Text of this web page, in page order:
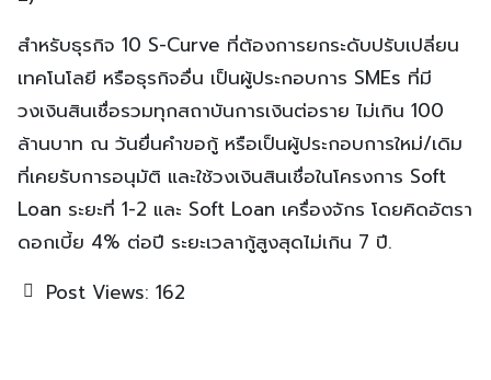
สำหรับธุรกิจ 10 S-Curve ที่ต้องการยกระดับปรับเปลี่ยน
เทคโนโลยี หรือธุรกิจอื่น เป็นผู้ประกอบการ SMEs ที่มี
วงเงินสินเชื่อรวมทุกสถาบันการเงินต่อราย ไม่เกิน 100
ล้านบาท ณ วันยื่นคำขอกู้ หรือเป็นผู้ประกอบการใหม่/เดิม
ที่เคยรับการอนุมัติ และใช้วงเงินสินเชื่อในโครงการ Soft
Loan ระยะที่ 1-2 และ Soft Loan เครื่องจักร โดยคิดอัตรา
ดอกเบี้ย 4% ต่อปี ระยะเวลากู้สูงสุดไม่เกิน 7 ปี.
Post Views: 162